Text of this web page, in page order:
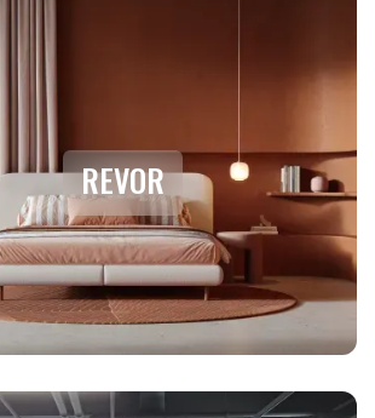
REVOR